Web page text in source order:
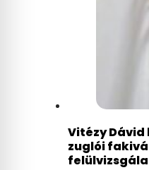
Vitézy
zuglói